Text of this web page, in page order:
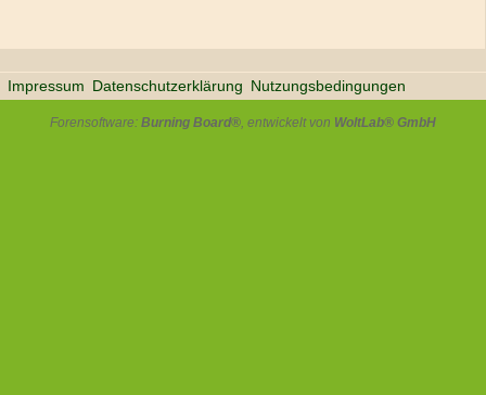
Impressum Datenschutzerklärung Nutzungsbedingungen
Forensoftware: Burning Board® , entwickelt von WoltLab® GmbH